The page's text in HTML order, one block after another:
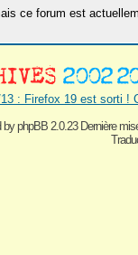
ce forum est
: Firefox 19 est sorti !
byphpBB 2.0.23 Dernière